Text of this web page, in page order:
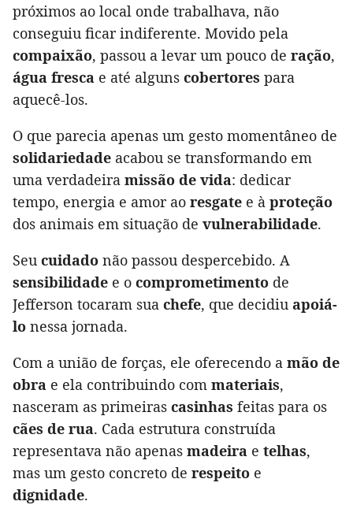
próximos ao local onde trabalhava, não
conseguiu ficar indiferente. Movido pela
compaixão, passou a levar um pouco de ração,
água fresca e até alguns cobertores para
aquecê-los.
O que parecia apenas um gesto momentâneo de
solidariedade acabou se transformando em
uma verdadeira missão de vida: dedicar
tempo, energia e amor ao resgate e à proteção
dos animais em situação de vulnerabilidade.
Seu cuidado não passou despercebido. A
sensibilidade e o comprometimento de
Jefferson tocaram sua chefe, que decidiu apoiá-
lo nessa jornada.
Com a união de forças, ele oferecendo a mão de
obra e ela contribuindo com materiais,
nasceram as primeiras casinhas feitas para os
cães de rua. Cada estrutura construída
representava não apenas madeira e telhas,
mas um gesto concreto de respeito e
dignidade.